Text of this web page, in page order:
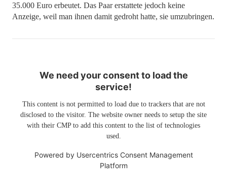
35.000 Euro erbeutet. Das Paar erstattete jedoch keine
Anzeige, weil man ihnen damit gedroht hatte, sie umzubringen.
We need your consent to load the
service!
This content is not permitted to load due to trackers that are not
disclosed to the visitor. The website owner needs to setup the site
with their CMP to add this content to the list of technologies
used.
Powered by Usercentrics Consent Management
Platform